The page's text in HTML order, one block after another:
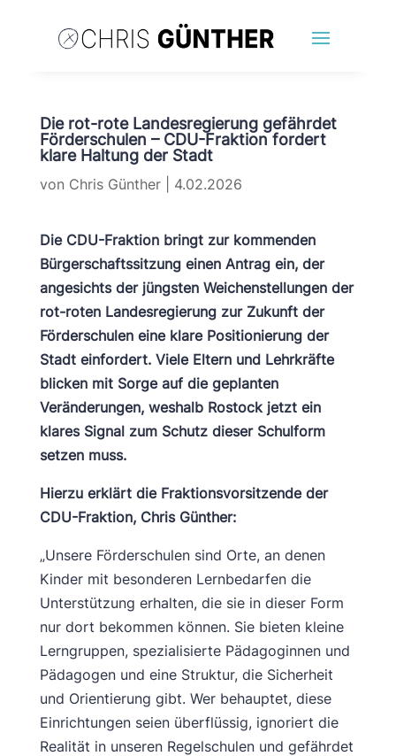
Die rot-rote Landesregierung gefährdet
Förderschulen – CDU-Fraktion fordert
klare Haltung der Stadt
von Chris Günther| 4.02.2026
Die CDU-Fraktion bringt zur kommenden
Bürgerschaftssitzung einen Antrag ein, der
angesichts der jüngsten Weichenstellungen der
rot-roten Landesregierung zur Zukunft der
Förderschulen eine klare Positionierung der
Stadt einfordert. Viele Eltern und Lehrkräfte
blicken mit Sorge auf die geplanten
Veränderungen, weshalb Rostock jetzt ein
klares Signal zum Schutz dieser Schulform
setzen muss.
Hierzu erklärt die Fraktionsvorsitzende der
CDU-Fraktion, Chris Günther:
„Unsere Förderschulen sind Orte, an denen
Kinder mit besonderen Lernbedarfen die
Unterstützung erhalten, die sie in dieser Form
nur dort bekommen können. Sie bieten kleine
Lerngruppen, spezialisierte Pädagoginnen und
Pädagogen und eine Struktur, die Sicherheit
und Orientierung gibt. Wer behauptet, diese
Einrichtungen seien überflüssig, ignoriert die
Realität in unseren Regelschulen und gefährdet